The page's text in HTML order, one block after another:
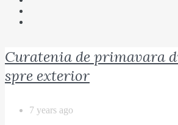
Curatenia de primavara
spre exterior
7 years ago